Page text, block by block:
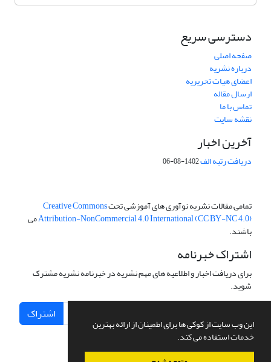
این وب سایت از کوکی ها برای اطمینان از ارائه بهترین
خدمات استفاده می کند.
دسترسی سریع
صفحه اصلی
درباره نشریه
اعضای هیات تحریریه
ارسال مقاله
تماس با ما
نقشه سایت
آخرین اخبار
دریافت رتبه الف1402-08-06
تمامی مقالات نشریه نوآوری های آموزشی تحتCreative Commons
Attribution-NonCommercial 4.0 International (CC BY-NC 4.0)می
باشند.
اشتراک خبرنامه
برای دریافت اخبار و اطلاعیه های مهم نشریه در خبرنامه نشریه مشترک
شوید.
اشتراک